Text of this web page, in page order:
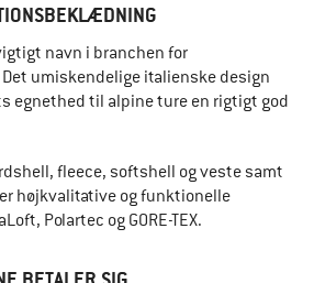
navn i branchen for
umiskendelige italienske design
egnethed til alpine ture en rigtigt god
fleece, softshell og veste samt
højkvalitative og funktionelle
Polartec og GORE-TEX.